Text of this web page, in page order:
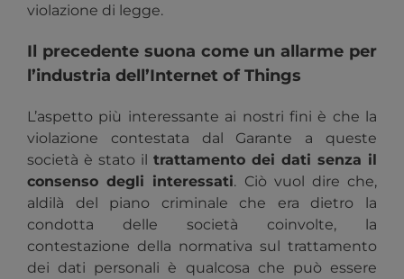
violazione di legge.
Il precedente suona come un allarme per
l’industria dell’Internet of Things
L’aspetto più interessante ai nostri fini è che la
violazione contestata dal Garante a queste
società è stato il trattamento dei dati senza il
consenso degli interessati. Ciò vuol dire che,
aldilà del piano criminale che era dietro la
condotta delle società coinvolte, la
contestazione della normativa sul trattamento
dei dati personali è qualcosa che può essere